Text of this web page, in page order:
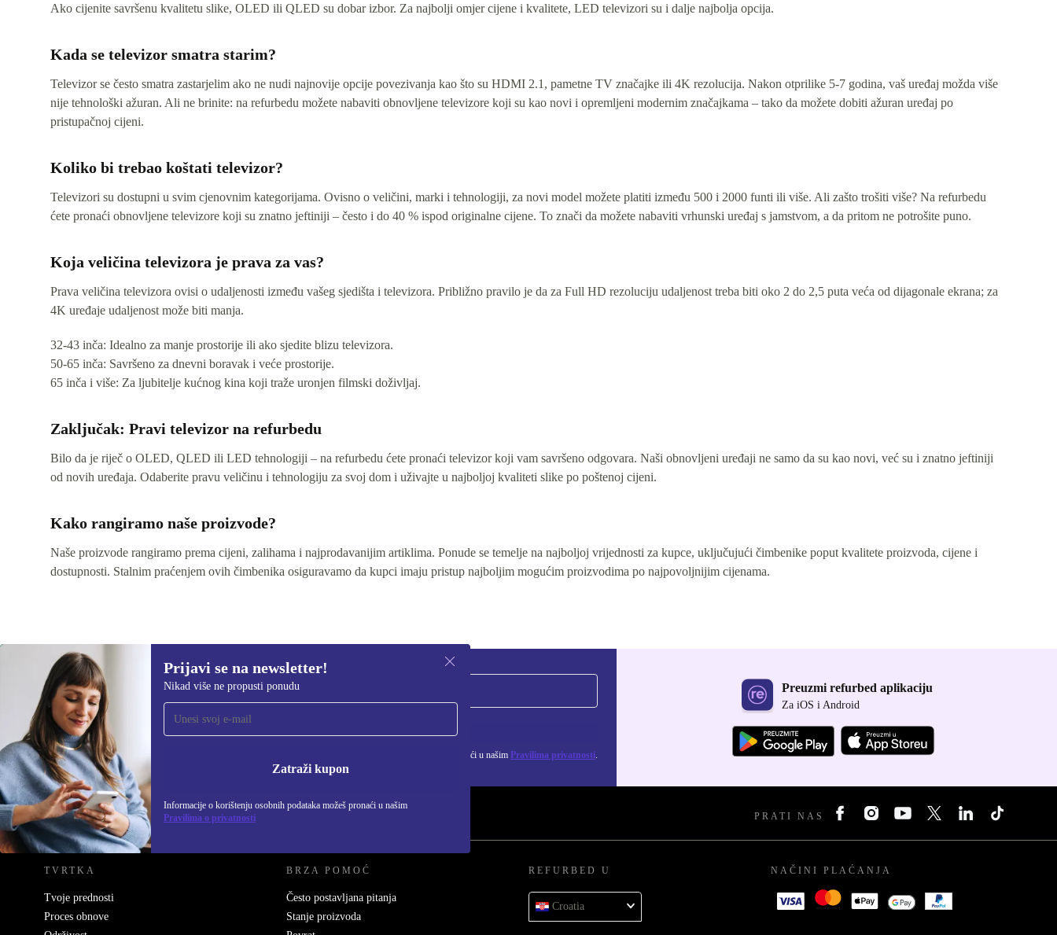
Ako cijenite savršenu kvalitetu slike, OLED ili QLED su dobar izbor. Za najbolji omjer cijene i kvalitete, LED televizori su i dalje najbolja opcija.
Kada se televizor smatra starim?
Televizor se često smatra zastarjelim ako ne nudi najnovije opcije povezivanja kao što su HDMI 2.1, pametne TV značajke ili 4K rezolucija. Nakon otprilike 5-7 godina, vaš uređaj možda više
nije tehnološki ažuran. Ali ne brinite: na refurbedu možete nabaviti obnovljene televizore koji su kao novi i opremljeni modernim značajkama – tako da možete dobiti ažuran uređaj po
pristupačnoj cijeni.
Koliko bi trebao koštati televizor?
Televizori su dostupni u svim cjenovnim kategorijama. Ovisno o veličini, marki i tehnologiji, za novi model možete platiti između 500 i 2000 funti ili više. Ali zašto trošiti više? Na refurbedu
ćete pronaći obnovljene televizore koji su znatno jeftiniji – često i do 40 % ispod originalne cijene. To znači da možete nabaviti vrhunski uređaj s jamstvom, a da pritom ne potrošite puno.
Koja veličina televizora je prava za vas?
Prava veličina televizora ovisi o udaljenosti između vašeg sjedišta i televizora. Približno pravilo je da za Full HD rezoluciju udaljenost treba biti oko 2 do 2,5 puta veća od dijagonale ekrana; za
4K uređaje udaljenost može biti manja.
32-43 inča: Idealno za manje prostorije ili ako sjedite blizu televizora.
50-65 inča: Savršeno za dnevni boravak i veće prostorije.
65 inča i više: Za ljubitelje kućnog kina koji traže uronjen filmski doživljaj.
Zaključak: Pravi televizor na refurbedu
Bilo da je riječ o OLED, QLED ili LED tehnologiji – na refurbedu ćete pronaći televizor koji vam savršeno odgovara. Naši obnovljeni uređaji ne samo da su kao novi, već su i znatno jeftiniji
od novih uređaja. Odaberite pravu veličinu i tehnologiju za svoj dom i uživajte u najboljoj kvaliteti slike po poštenoj cijeni.
Kako rangiramo naše proizvode?
Naše proizvode rangiramo prema cijeni, zalihama i najprodavanijim artiklima. Ponude se temelje na najboljoj vrijednosti za kupce, uključujući čimbenike poput kvalitete proizvoda, cijene i
dostupnosti. Stalnim praćenjem ovih čimbenika osiguravamo da kupci imaju pristup najboljim mogućim proizvodima po najpovoljnijim cijenama.
Prijavi se na newsletter!
Nikad više ne propusti ponudu
Zatraži kupon
Informacije o korištenju osobnih podataka možeš pronaći u našim
Pravilima o privatnosti
Prijavi se na newsletter!
Nikad više ne propusti ponudu. Zatraži kupon
Informacije o korištenju osobnih podataka možeš pronaći u našim Pravilima privatnosti.
Preuzmi refurbed aplikaciju
Za iOS i Android
REFURBED HRVATSKA - RETHINK NEW. PRATI NAS
TVRTKA
Tvoje prednosti
Proces obnove
BRZA POMOĆ
Često postavljana pitanja
Stanje proizvoda
REFURBED U
Croatia
NAČINI PLAĆANJA